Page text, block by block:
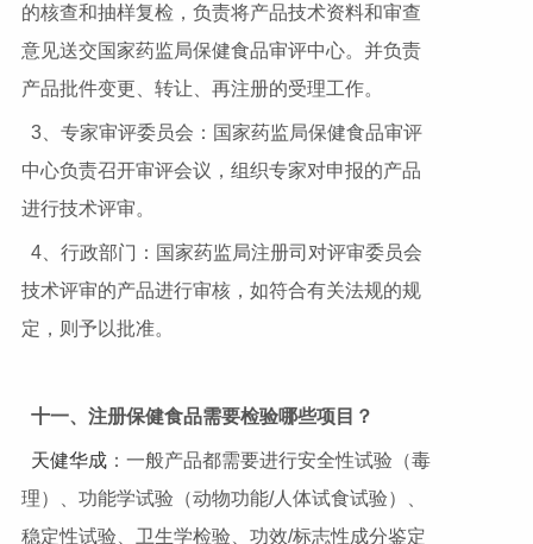
的核查和抽样复检，负责将产品技术资料和审查
意见送交国家药监局保健食品审评中心。并负责
产品批件变更、转让、再注册的受理工作。
3、专家审评委员会：国家药监局保健食品审评
中心负责召开审评会议，组织专家对申报的产品
进行技术评审。
4、行政部门：国家药监局注册司对评审委员会
技术评审的产品进行审核，如符合有关法规的规
定，则予以批准。
十一、注册保健食品需要检验哪些项目？
天健华成：一般产品都需要进行安全性试验（毒
理）、功能学试验（动物功能/人体试食试验）、
稳定性试验、卫生学检验、功效/标志性成分鉴定